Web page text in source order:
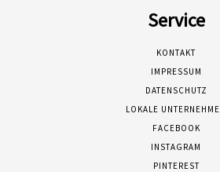
Service
KONTAKT
IMPRESSUM
DATENSCHUTZ
LOKALE
FACEBOOK
INSTAGRAM
PINTEREST